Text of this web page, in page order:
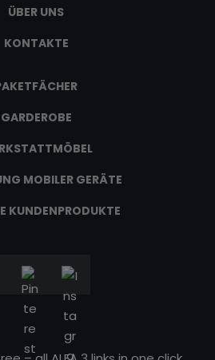
ÜBER UNS
KONTAKTE
GARDEROBE
MOBILER GERÄTE
KUNDENPRODUKTE